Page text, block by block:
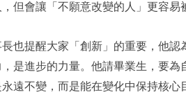
但會讓「不願意改變的人」更容
長也提醒大家「創新」的重要，他
是進步的力量。他請畢業生，要
遠不變，而是能在變化中保持核心